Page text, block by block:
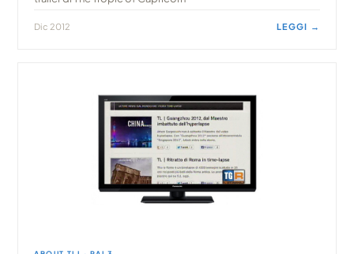
Dic 2012 LEGGI →